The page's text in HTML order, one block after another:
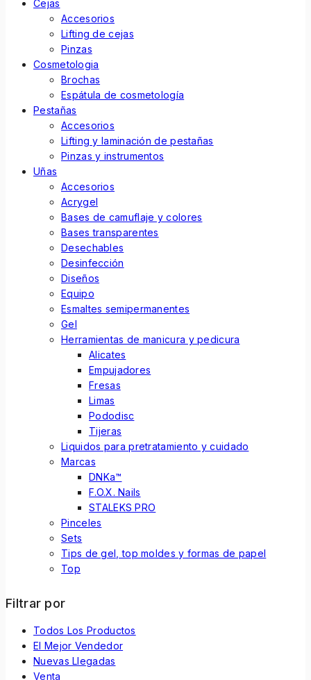
Cejas
Accesorios
Lifting de cejas
Pinzas
Cosmetologia
Brochas
Espátula de cosmetología
Pestañas
Accesorios
Lifting y laminación de pestañas
Pinzas y instrumentos
Uñas
Accesorios
Acrygel
Bases de camuflaje y colores
Bases transparentes
Desechables
Desinfección
Diseños
Equipo
Esmaltes semipermanentes
Gel
Herramientas de manicura y pedicura
Alicates
Empujadores
Fresas
Limas
Pododisc
Tijeras
Liquidos para pretratamiento y cuidado
Marcas
DNKa™
F.O.X. Nails
STALEKS PRO
Pinceles
Sets
Tips de gel, top moldes y formas de papel
Top
Filtrar por
Todos Los Productos
El Mejor Vendedor
Nuevas Llegadas
Venta